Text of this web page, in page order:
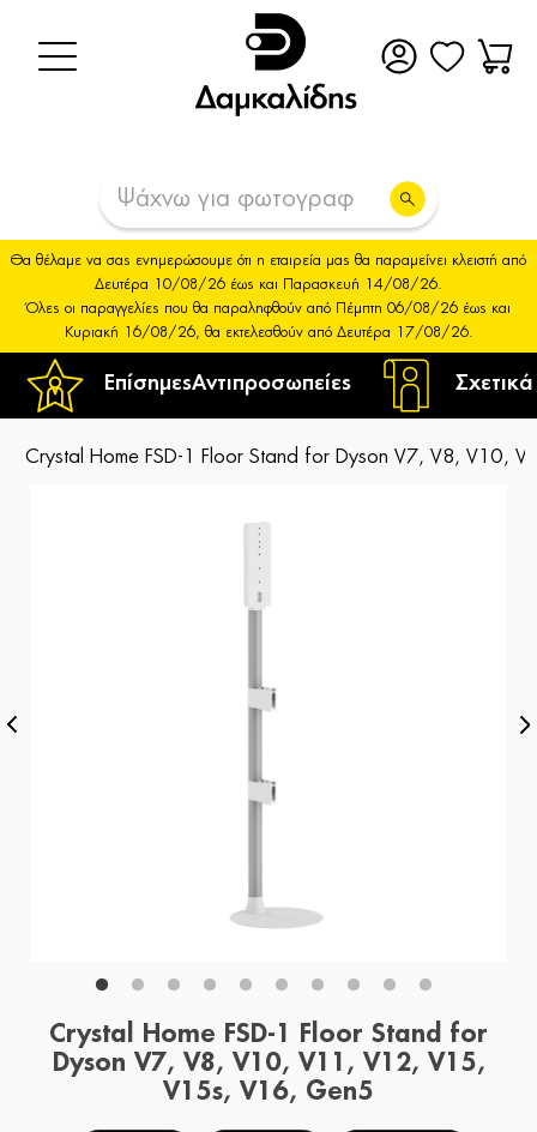
ΕπίσημεςΑντιπροσωπείες
Θα θέλαμε να σας ενημερώσουμε ότι η εταιρεία μας θα παραμείνει κλειστή από
Δευτέρα 10/08/26 έως και Παρασκευή 14/08/26.
Όλες οι παραγγελίες που θα παραληφθούν από Πέμπτη 06/08/26 έως και
Κυριακή 16/08/26, θα εκτελεσθούν από Δευτέρα 17/08/26.
Crystal Home FSD-1 Floor Stand for Dyson V7, V8, V10,
Crystal Home FSD-1 Floor Stand for
Dyson V7, V8, V10, V11, V12, V15,
V15s, V16, Gen5